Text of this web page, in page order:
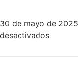
30 de mayo de 2025
desactivados